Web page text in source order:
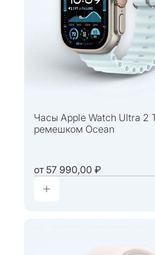
Часы Apple Watch Ultra 2
ремешком Ocean
от57 990,00 ₽